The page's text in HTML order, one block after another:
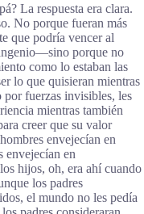
La respuesta era clara.
No porque fueran más
que podría vencer al
porque no
como lo estaban las
lo que quisieran mientras
por fuerzas invisibles, les
mientras también
creer que su valor
envejecían en
envejecían en
hijos, oh, era ahí cuando
los padres
el mundo no les pedía